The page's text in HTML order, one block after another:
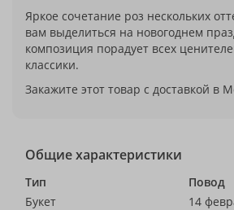
Яркое сочетание роз нескольких
вам выделиться на новогоднем
композиция порадует всех
классики.
Закажите этот товар с доставкой в
Общие характеристики
Тип
Букет
Повод
14